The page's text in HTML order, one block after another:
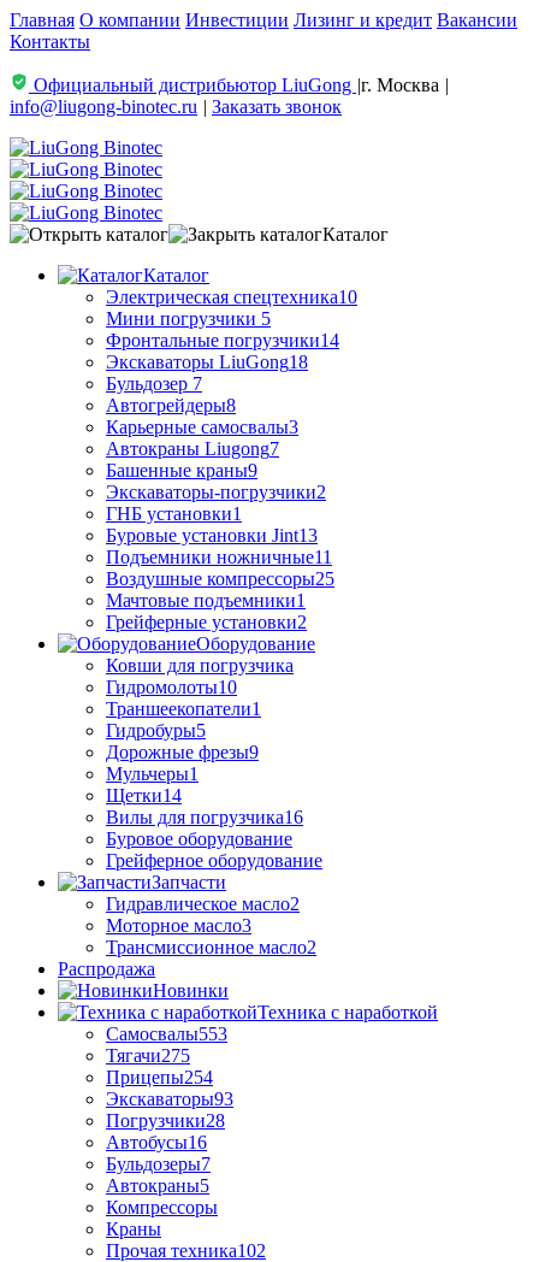
Главная О компании Инвестиции Лизинг и кредит Вакансии
Контакты
Официальный дистрибьютор LiuGong |г. Москва |
info@liugong-binotec.ru | Заказать звонок
Каталог
Каталог
Электрическая спецтехника10
Мини погрузчики 5
Фронтальные погрузчики14
Экскаваторы LiuGong18
Бульдозер 7
Автогрейдеры8
Карьерные самосвалы3
Автокраны Liugong7
Башенные краны9
Экскаваторы-погрузчики2
ГНБ установки1
Буровые установки Jint13
Подъемники ножничные11
Воздушные компрессоры25
Мачтовые подъемники1
Грейферные установки2
Оборудование
Ковши для погрузчика
Гидромолоты10
Траншеекопатели1
Гидробуры5
Дорожные фрезы9
Мульчеры1
Щетки14
Вилы для погрузчика16
Буровое оборудование
Грейферное оборудование
Запчасти
Гидравлическое масло2
Моторное масло3
Трансмиссионное масло2
Распродажа
Новинки
Техника с наработкой
Самосвалы553
Тягачи275
Прицепы254
Экскаваторы93
Погрузчики28
Автобусы16
Бульдозеры7
Автокраны5
Компрессоры
Краны
Прочая техника102